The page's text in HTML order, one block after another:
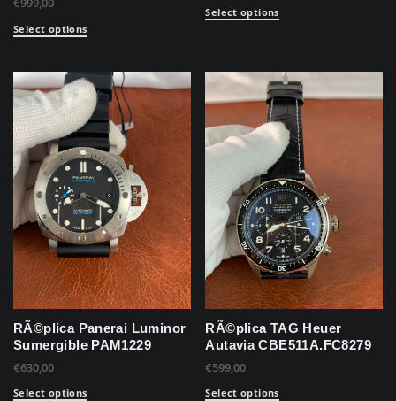
Select options
Select options
RÃ©plica Panerai Luminor
Sumergible PAM1229
€630,00
Select options
RÃ©plica TAG Heuer
Autavia CBE511A.FC8279
€599,00
Select options